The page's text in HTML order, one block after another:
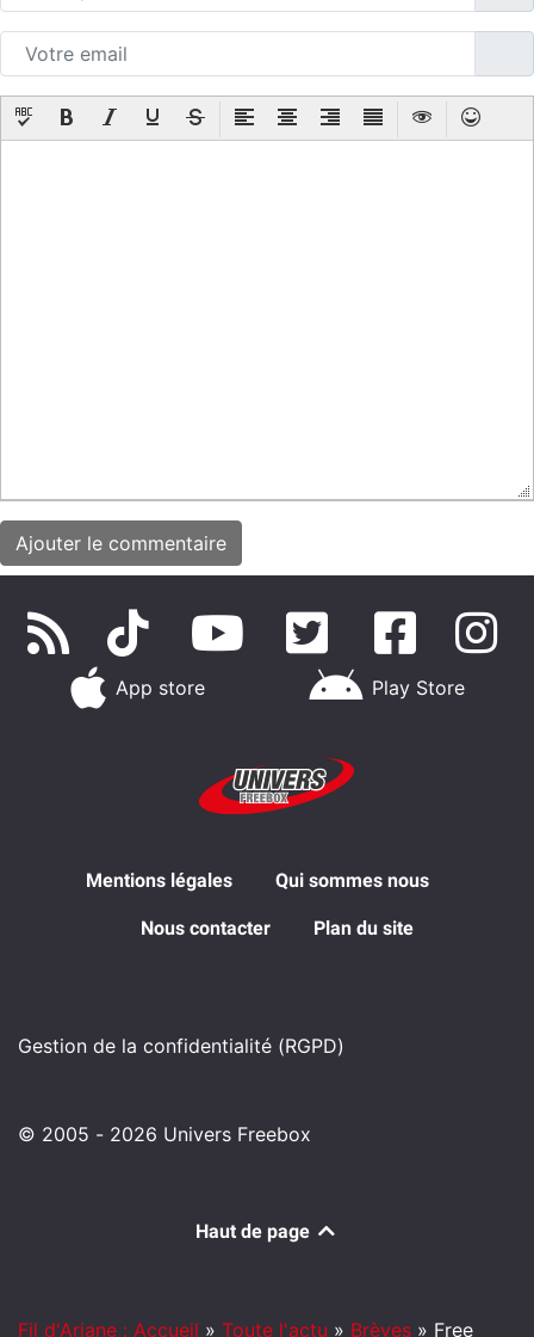
App store Play Store
Mentions légales Qui sommes nous
Nous contacter Plan du site
Gestion de la confidentialité (RGPD)
© 2005 - 2026 Univers Freebox
Haut de page
Fil d'Ariane : Accueil » Toute l'actu » Brèves » Free